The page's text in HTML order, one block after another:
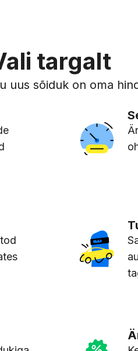
targalt
uus sõiduk on oma